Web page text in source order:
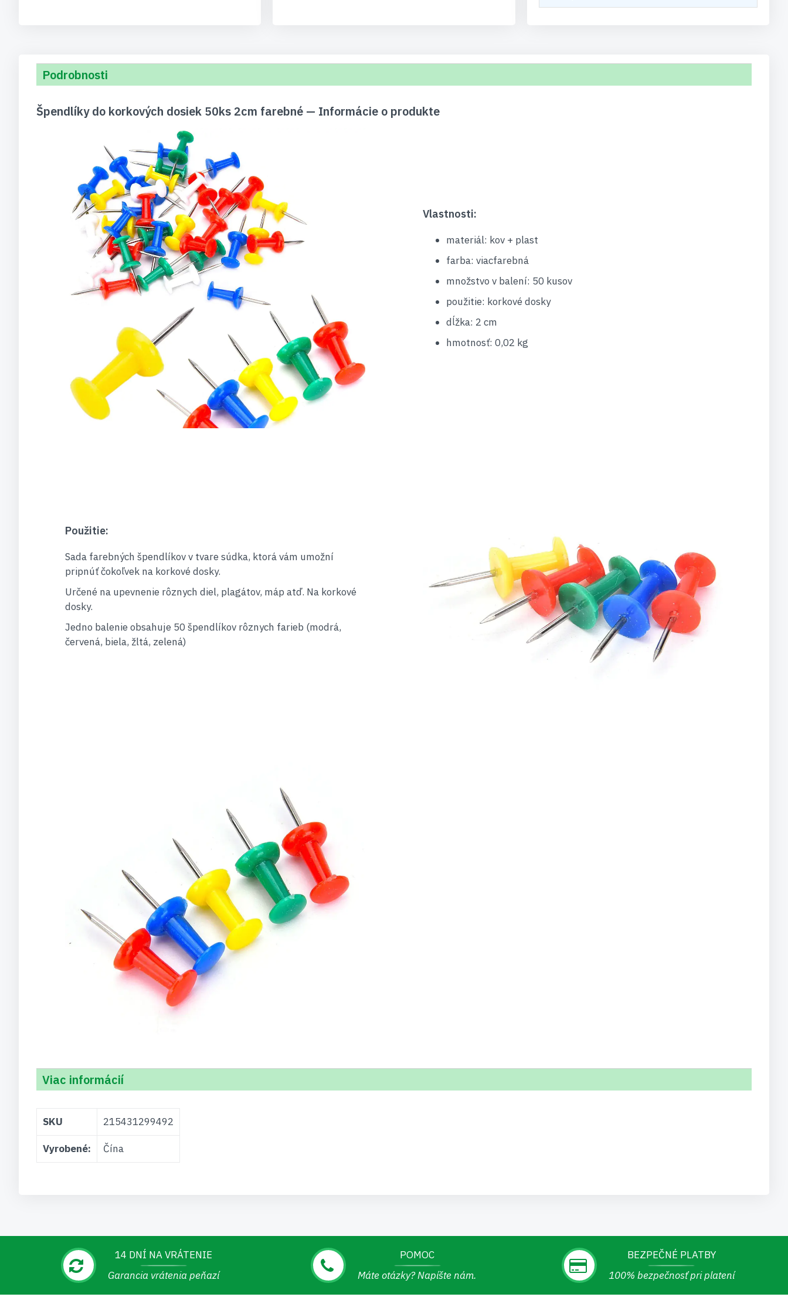
Podrobnosti
Špendlíky do korkových dosiek 50ks 2cm farebné — Informácie o produkte
Vlastnosti:
materiál: kov + plast
farba: viacfarebná
množstvo v balení: 50 kusov
použitie: korkové dosky
dĺžka: 2 cm
hmotnosť: 0,02 kg
Použitie:
Sada farebných špendlíkov v tvare súdka, ktorá vám umožní
pripnúť čokoľvek na korkové dosky.
Určené na upevnenie rôznych diel, plagátov, máp atď. Na korkové
dosky.
Jedno balenie obsahuje 50 špendlíkov rôznych farieb (modrá,
červená, biela, žltá, zelená)
Viac informácií
informácií
SKU 215431299492
Vyrobené: Čína
14 DNÍ NA VRÁTENIE
Garancia vrátenia peňazí
POMOC
Máte otázky? Napíšte nám.
BEZPEČNÉ PLATBY
100% bezpečnosť pri platení